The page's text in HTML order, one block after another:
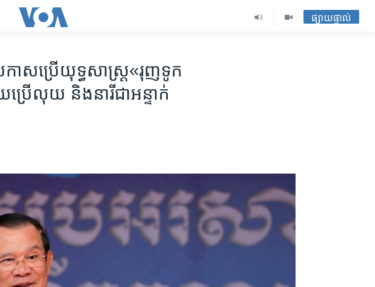
ផ្សាយផ្ទាល់
ស​ប្រើ​យុទ្ធសាស្រ្ត​«រុញ​ទូក​
ើ​លុយ ​និង​នារី​ជា​អន្ទាក់